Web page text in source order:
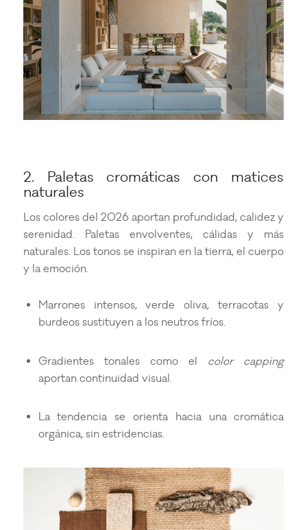
2. Paletas cromáticas con matices
naturales
Los colores del 2026 aportan profundidad, calidez y
serenidad. Paletas envolventes, cálidas y más
naturales. Los tonos se inspiran en la tierra, el cuerpo
y la emoción.
Marrones intensos, verde oliva, terracotas y
burdeos sustituyen a los neutros fríos.
Gradientes tonales como el color capping
aportan continuidad visual.
La tendencia se orienta hacia una cromática
orgánica, sin estridencias.